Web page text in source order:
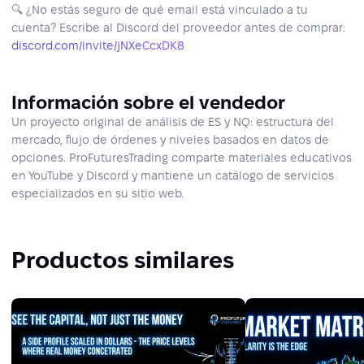
🔍 ¿No estás seguro de qué email está vinculado a tu
cuenta? Escribe al Discord del proveedor antes de comprar:
discord.com/invite/jNXeCcxDK8
Información sobre el vendedor
Un proyecto original de análisis de ES y NQ: estructura del
mercado, flujo de órdenes y niveles basados en datos de
opciones. ProFuturesTrading comparte materiales educativos
en YouTube y Discord y mantiene un catálogo de servicios
especializados en su sitio web.
Productos similares